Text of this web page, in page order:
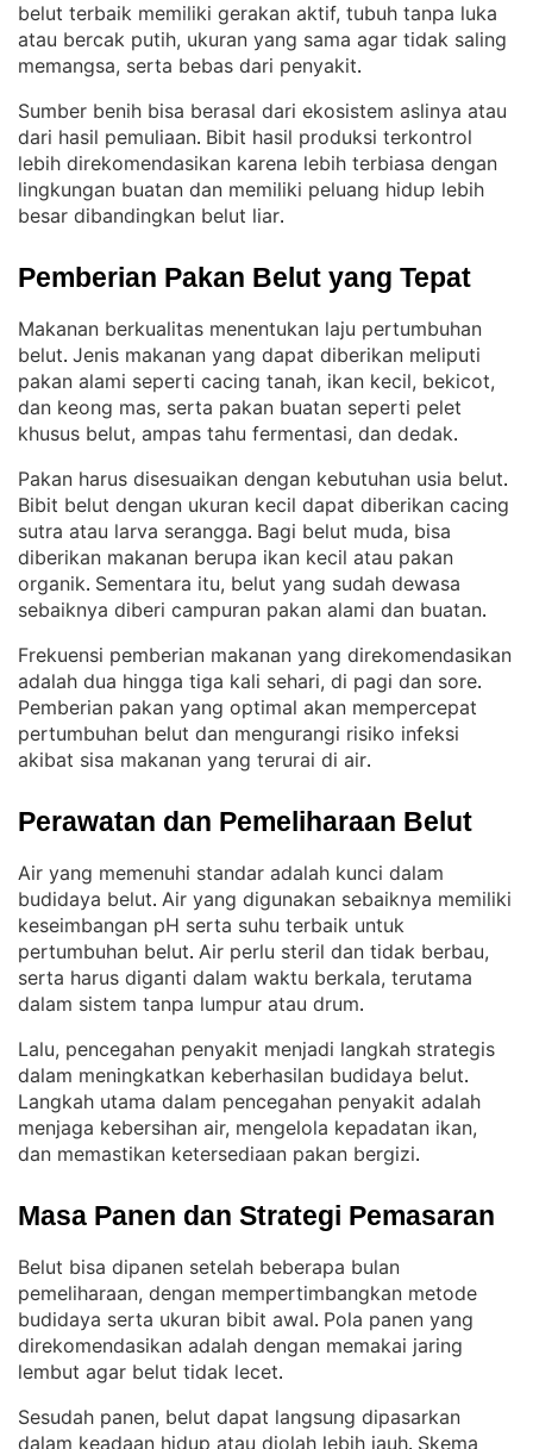
belut terbaik memiliki gerakan aktif, tubuh tanpa luka
atau bercak putih, ukuran yang sama agar tidak saling
memangsa, serta bebas dari penyakit.
Sumber benih bisa berasal dari ekosistem aslinya atau
dari hasil pemuliaan. Bibit hasil produksi terkontrol
lebih direkomendasikan karena lebih terbiasa dengan
lingkungan buatan dan memiliki peluang hidup lebih
besar dibandingkan belut liar.
Pemberian Pakan Belut yang Tepat
Makanan berkualitas menentukan laju pertumbuhan
belut. Jenis makanan yang dapat diberikan meliputi
pakan alami seperti cacing tanah, ikan kecil, bekicot,
dan keong mas, serta pakan buatan seperti pelet
khusus belut, ampas tahu fermentasi, dan dedak.
Pakan harus disesuaikan dengan kebutuhan usia belut
Bibit belut dengan ukuran kecil dapat diberikan cacing
sutra atau larva serangga. Bagi belut muda, bisa
diberikan makanan berupa ikan kecil atau pakan
organik. Sementara itu, belut yang sudah dewasa
sebaiknya diberi campuran pakan alami dan buatan.
Frekuensi pemberian makanan yang direkomendasikan
adalah dua hingga tiga kali sehari, di pagi dan sore
Pemberian pakan yang optimal akan mempercepat
pertumbuhan belut dan mengurangi risiko infeksi
akibat sisa makanan yang terurai di air.
Perawatan dan Pemeliharaan Belut
Air yang memenuhi standar adalah kunci dalam
budidaya belut. Air yang digunakan sebaiknya memiliki
keseimbangan pH serta suhu terbaik untuk
pertumbuhan belut. Air perlu steril dan tidak berbau,
serta harus diganti dalam waktu berkala, terutama
dalam sistem tanpa lumpur atau drum.
Lalu, pencegahan penyakit menjadi langkah strategis
dalam meningkatkan keberhasilan budidaya belut
Langkah utama dalam pencegahan penyakit adalah
menjaga kebersihan air, mengelola kepadatan ikan,
dan memastikan ketersediaan pakan bergizi.
Masa Panen dan Strategi Pemasaran
Belut bisa dipanen setelah beberapa bulan
pemeliharaan, dengan mempertimbangkan metode
budidaya serta ukuran bibit awal. Pola panen yang
direkomendasikan adalah dengan memakai jaring
lembut agar belut tidak lecet.
Sesudah panen, belut dapat langsung dipasarkan
dalam keadaan hidup atau diolah lebih jauh. Skema